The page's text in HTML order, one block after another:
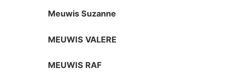
Meuwis Suzanne
MEUWIS VALERE
MEUWIS RAF